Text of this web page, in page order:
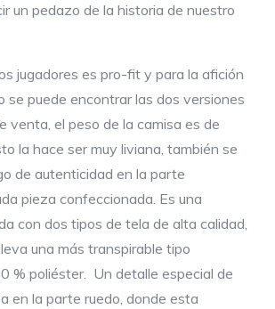
un pedazo de la historia de nuestro
jugadores es pro-fit y para la afición
se puede encontrar las dos versiones
venta, el peso de la camisa es de
la hace ser muy liviana, también se
de autenticidad en la parte
pieza confeccionada. Es una
con dos tipos de tela de alta calidad,
una más transpirable tipo
% poliéster. Un detalle especial de
en la parte ruedo, donde esta